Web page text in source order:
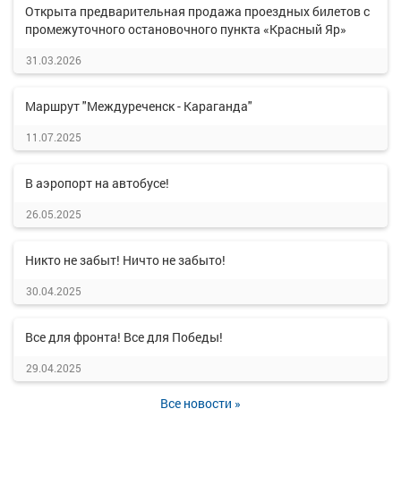
Открыта предварительная продажа проездных билетов с
промежуточного остановочного пункта «Красный Яр»
31.03.2026
Маршрут "Междуреченск - Караганда"
11.07.2025
В аэропорт на автобусе!
26.05.2025
Никто не забыт! Ничто не забыто!
30.04.2025
Все для фронта! Все для Победы!
29.04.2025
Все новости »